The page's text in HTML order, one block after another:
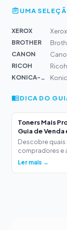
UMA
XEROX
BROTHER
CANON
RICOH
KONICA-MIN...
DICA DO
Toners Mais
Guia de
Descobre
compradores e
Ler mais →